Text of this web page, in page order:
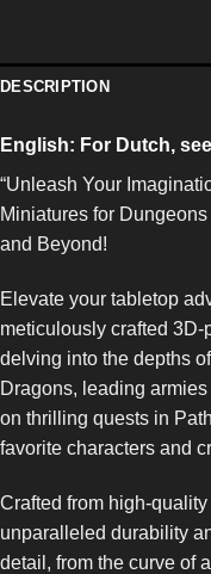
DESCRIPTION
English: For Dutch,
“Unleash Your
Miniatures for
and Beyond!
Elevate your tabletop
meticulously crafted 3D-
delving into the depths
Dragons, leading
on thrilling quests in
favorite characters and
Crafted from high-
unparalleled durability
detail, from the curve of